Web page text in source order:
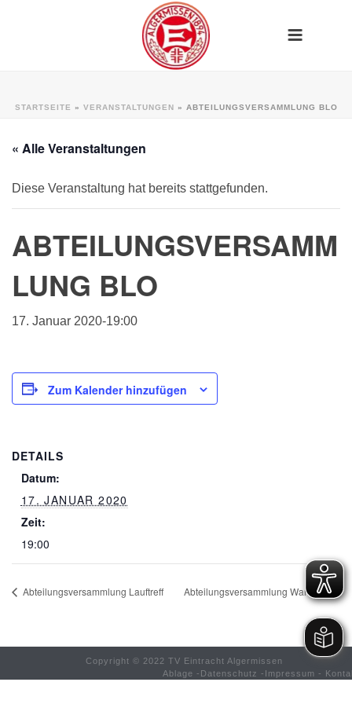
STARTSEITE » VERANSTALTUNGEN » ABTEILUNGSVERSAMMLUNG BLO
« Alle Veranstaltungen
Diese Veranstaltung hat bereits stattgefunden.
ABTEILUNGSVERSAMM
LUNG BLO
17. Januar 2020-19:00
Zum Kalender hinzufügen
DETAILS
Datum:
17. JANUAR 2020
Zeit:
19:00
Abteilungsversammlung Lauftreff Abteilungsversammlung Wandern
Copyright © 2022 TV Eintracht Algermissen
Ablage - Datenschutz - Impressum -